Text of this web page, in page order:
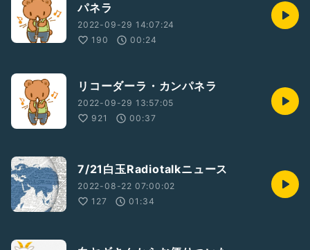
パネラ
2022-09-29 14:07:24
190
00:24
リコーダーラ・カンパネラ
2022-09-29 13:57:05
921
00:37
7/21白玉Radiotalkニュース
2022-08-22 07:00:02
127
01:34